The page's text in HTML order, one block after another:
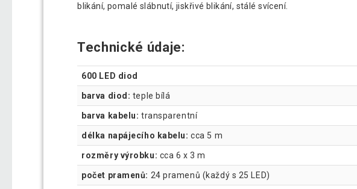
blikání, pomalé slábnutí, jiskřivé blikání, stálé svícení.
Technické údaje:
600 LED diod
barva diod: teple bílá
barva kabelu: transparentní
délka napájecího kabelu: cca 5 m
rozměry výrobku: cca 6 x 3 m
počet pramenů: 24 pramenů (každý s 25 LED)